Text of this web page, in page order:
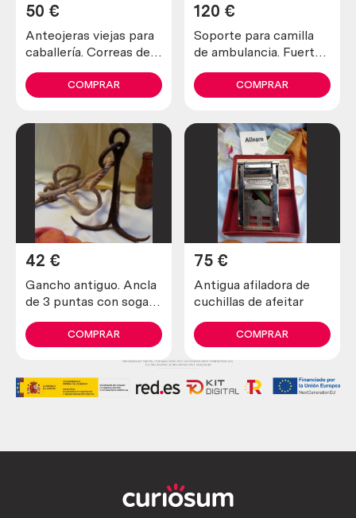
Anteojeras viejas para
caballería. Correas de
50 €
COMPRAR
Soporte para camilla
de ambulancia. Fuerte
120 €
COMPRAR
Gancho antiguo. Ancla
de 3 puntas con soga
42 €
COMPRAR
Antigua afiladora de
cuchillas de afeitar
75 €
COMPRAR